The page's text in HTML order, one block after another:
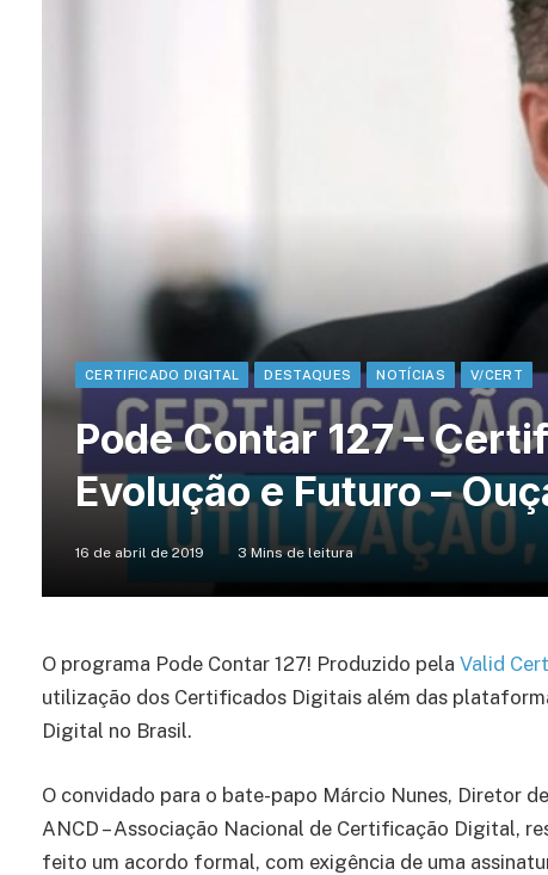
CERTIFICADO DIGITAL DESTAQUES NOTÍCIAS V/CERT
Pode Contar 127 –
Evolução e Futuro –
16 de abril de 2019 3 Mins de leitura
O programa Pode Contar 127! Produzido pela Valid
utilização dos Certificados Digitais além das
Digital no Brasil.
O convidado para o bate-papo Márcio Nunes, Diretor
ANCD – Associação Nacional de Certificação Digital,
feito um acordo formal, com exigência de uma